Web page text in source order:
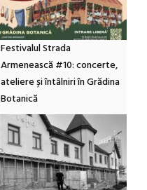
Festivalul Strada
Armenească #10: concerte,
ateliere și întâlniri în Grădina
Botanică